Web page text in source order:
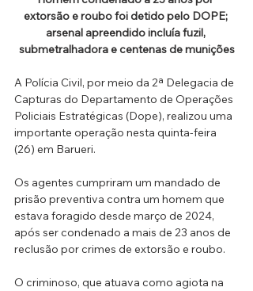
extorsão e roubo foi detido pelo DOPE;
arsenal apreendido incluía fuzil,
submetralhadora e centenas de munições
A Polícia Civil, por meio da 2ª Delegacia de
Capturas do Departamento de Operações
Policiais Estratégicas (Dope), realizou uma
importante operação nesta quinta-feira
(26) em Barueri.
Os agentes cumpriram um mandado de
prisão preventiva contra um homem que
estava foragido desde março de 2024,
após ser condenado a mais de 23 anos de
reclusão por crimes de extorsão e roubo.
O criminoso, que atuava como agiota na